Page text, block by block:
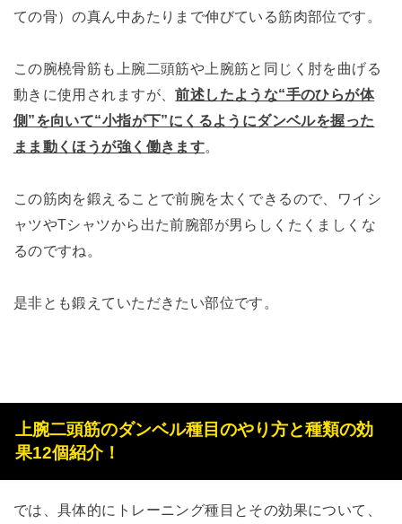
ての骨）の真ん中あたりまで伸びている筋肉部位です。
この腕橈骨筋も上腕二頭筋や上腕筋と同じく肘を曲げる
動きに使用されますが、前述したような“手のひらが体
側”を向いて“小指が下”にくるようにダンベルを握った
まま動くほうが強く働きます。
この筋肉を鍛えることで前腕を太くできるので、ワイシ
ャツやTシャツから出た前腕部が男らしくたくましくな
るのですね。
是非とも鍛えていただきたい部位です。
上腕二頭筋のダンベル種目のやり方と種類の効
果12個紹介！
では、具体的にトレーニング種目とその効果について、